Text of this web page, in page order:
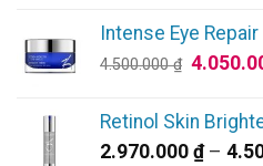
là:
Intense Eye
4.500.000₫ Giá
là:
Retinol Skin
2.970.000 ₫ –